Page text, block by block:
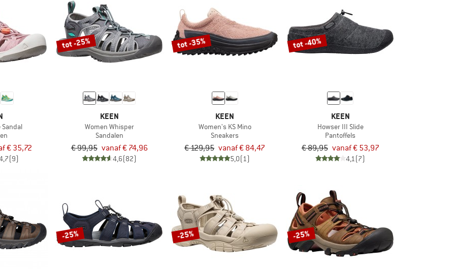
Sandal
€ 35,72
(9)
tot -25%
KEEN
Women Whisper
Sandalen
€ 99,95 vanaf € 74,96
4,6(82)
tot -35%
KEEN
Women's KS Mino
Sneakers
€ 129,95 vanaf € 84,47
5,0(1)
tot -40%
KEEN
Howser III Slide
Pantoffels
€ 89,95 vanaf € 53,97
4,1(7)
-25% -25% -25%